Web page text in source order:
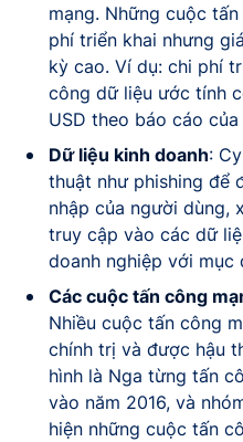
mạng. Những cuộc
phí triển khai nhưng
kỳ cao. Ví dụ: chi phí
công dữ liệu ước tính
USD theo báo cáo
Dữ liệu kinh doanh:
thuật như phishing để
nhập của người dùng,
truy cập vào các dữ
doanh nghiệp với mục
Các cuộc tấn công
Nhiều cuộc tấn công
chính trị và được hậu
hình là Nga từng tấn
vào năm 2016, và
hiện những cuộc tấn